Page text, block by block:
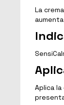
La
Aplica